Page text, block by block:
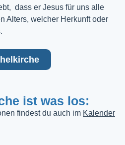
dass er Jesus für uns alle
Alters, welcher Herkunft oder
ist was los:
findest du auch im Kalender